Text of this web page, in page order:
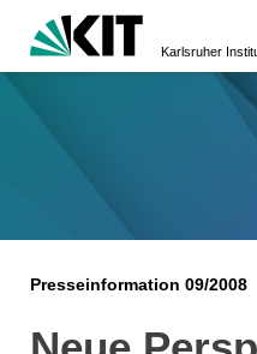
Karlsruher
Presseinformation 09/2008